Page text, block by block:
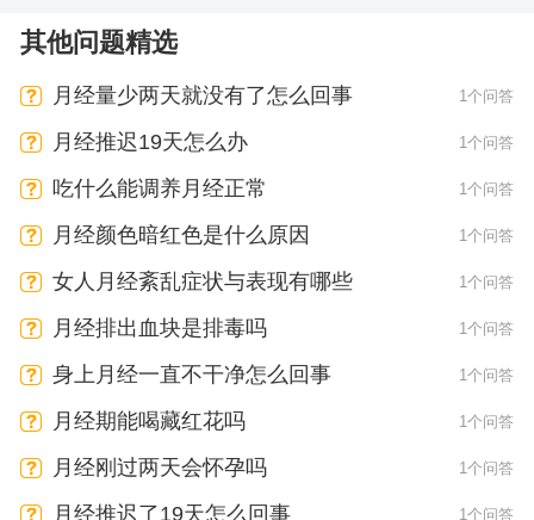
其他问题精选
月经量少两天就没有了怎么回事 1个问答
月经推迟19天怎么办 1个问答
吃什么能调养月经正常 1个问答
月经颜色暗红色是什么原因 1个问答
女人月经紊乱症状与表现有哪些 1个问答
月经排出血块是排毒吗 1个问答
身上月经一直不干净怎么回事 1个问答
月经期能喝藏红花吗 1个问答
月经刚过两天会怀孕吗 1个问答
月经推迟了19天怎么回事 1个问答